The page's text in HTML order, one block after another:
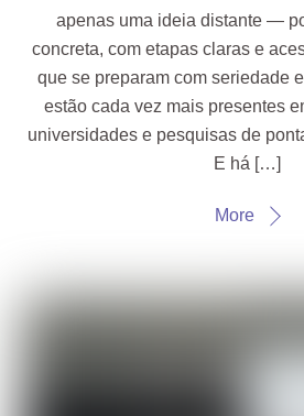
apenas uma ideia distante —
concreta, com etapas claras e
que se preparam com seriedade
estão cada vez mais presentes
universidades e pesquisas de
E há […]
More